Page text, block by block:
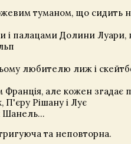
туманом, що сидить
палацами Долини Луари,
любителю лиж і
Франція, але кожен
П'єру Рішану і Лує
Шанель…
та неповторна.